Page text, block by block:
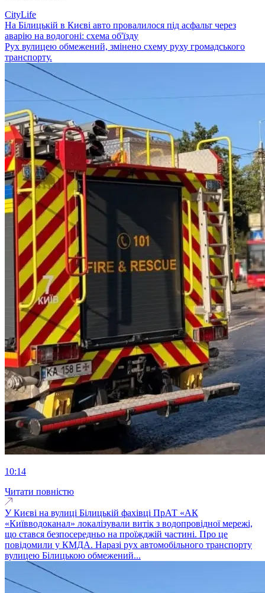
CityLife
На Білицькій в Києві авто провалилося під асфальт через
аварію на водогоні: схема об'їзду
Рух вулицею обмежений, змінено схему руху громадського
транспорту.
10:14
Читати повністю
У Києві на вулиці Білицькій фахівці ПрАТ «АК
«Київводоканал» локалізували витік з водопровідної мережі,
що стався безпосередньо на проїжджій частині. Про це
повідомили у КМДА. Наразі рух автомобільного транспорту
вулицею Білицькою обмежений...